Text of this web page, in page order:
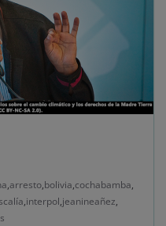
,arresto,bolivia,cochabamba,
,interpol,jeanineañez,